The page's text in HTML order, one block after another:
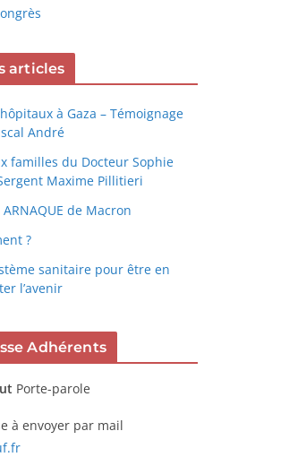
articles
à Gaza – Témoignage
André
familles du Docteur Sophie
Maxime Pillitieri
de Macron
?
sanitaire pour être en
l’avenir
Adhérents
Porte-parole
à envoyer par mail